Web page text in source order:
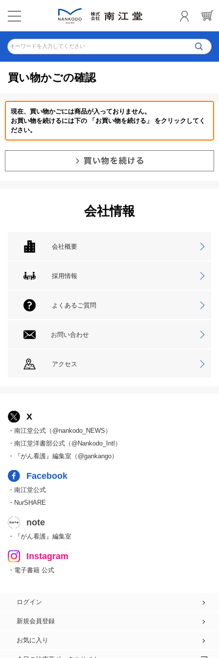
キーワードを入力してください
買い物かごの確認
現在、買い物かごには商品が入っておりません。
お買い物を続けるには下の 「お買い物を続ける」 をクリックしてく
ださい。
会社情報
会社概要
採用情報
よくあるご質問
お問い合わせ
アクセス
X
・南江堂公式（@nankodo_NEWS）
・南江堂洋書部公式（@Nankodo_Intl）
・『がん看護』編集室（@gankango）
Facebook
・南江堂公式
・NurSHARE
note
・『がん看護』編集室
Instagram
・電子書籍 公式
ログイン
新規会員登録
お気に入り